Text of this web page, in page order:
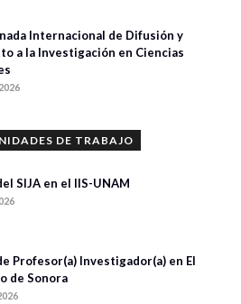
Internacional de Difusión y
a la Investigación en Ciencias
DE TRABAJO
SIJA en el IIS-UNAM
Profesor(a) Investigador(a) en El
de Sonora